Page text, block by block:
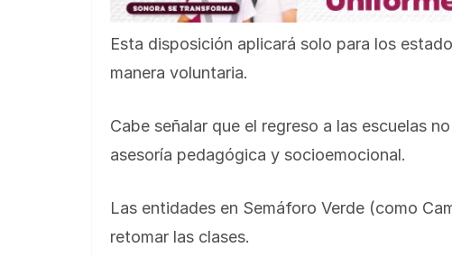
Esta disposición aplicará solo para los
manera voluntaria.
Cabe señalar que el regreso a las escuelas
asesoría pedagógica y socioemocional.
Las entidades en Semáforo Verde (como
retomar las clases.